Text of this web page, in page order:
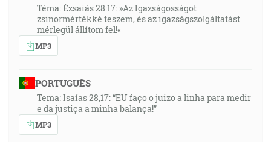
Téma: Ézsaiás 28:17: »Az Igazságosságot
zsinormértékké teszem, és az igazságszolgáltatást
mérlegül állítom fel!«
MP3
PORTUGUÊS
Tema: Isaías 28,17: “EU faço o juizo a linha para medir
e da justiça a minha balança!”
MP3